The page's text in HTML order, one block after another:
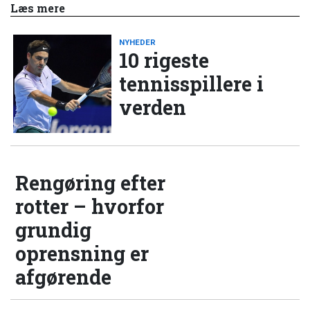
Læs mere
NYHEDER
10 rigeste
tennisspillere i
verden
Rengøring efter
rotter – hvorfor
grundig
oprensning er
afgørende